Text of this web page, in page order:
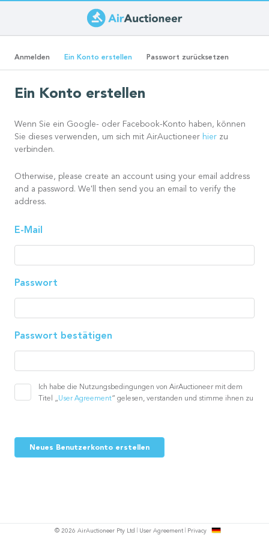
zum
Inhalt
Primäre
Anmelden Ein Konto erstellen (aktiver
Reiter)
Passwort zurücksetzen
Ein Konto erstellen
Wenn Sie ein Google- oder Facebook-Konto haben, können
Sie dieses verwenden, um sich mit AirAuctioneer hier zu
verbinden.
Otherwise, please create an account using your email address
and a password. We'll then send you an email to verify the
address.
E-Mail
Passwort
Passwort bestätigen
Ich habe die Nutzungsbedingungen von AirAuctioneer mit dem
Titel „User Agreement“ gelesen, verstanden und stimme ihnen zu
Neues Benutzerkonto erstellen
© 2026 AirAuctioneer Pty Ltd User Agreement Privacy